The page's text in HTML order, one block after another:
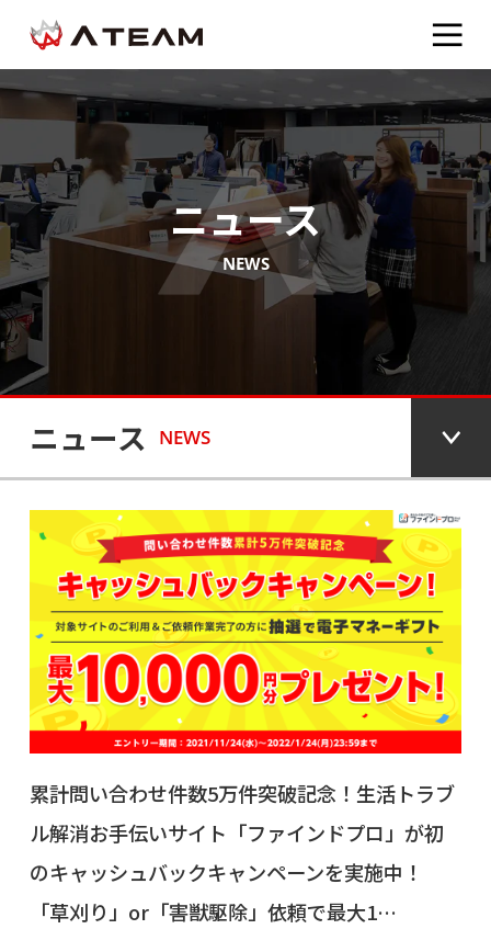
ニュース
NEWS
ニュース NEWS
累計問い合わせ件数5万件突破記念！生活トラブ
ル解消お手伝いサイト「ファインドプロ」が初
のキャッシュバックキャンペーンを実施中！
「草刈り」or「害獣駆除」依頼で最大1…